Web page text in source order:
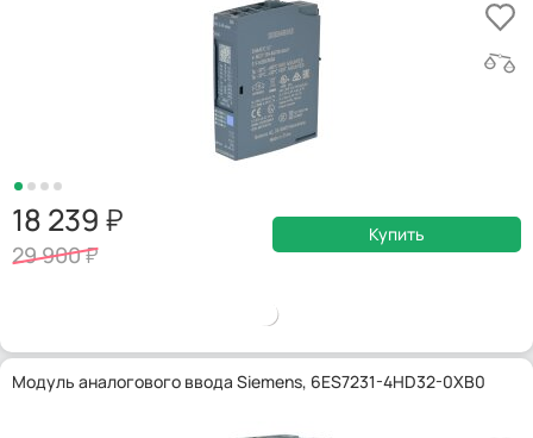
18 239
29 900
Купить
Модуль аналогового ввода Siemens, 6ES7231-4HD32-0XB0